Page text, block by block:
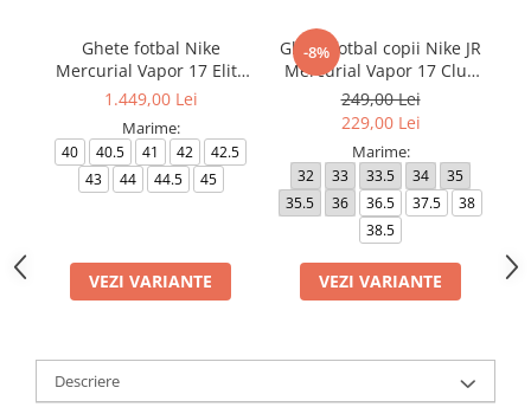
Ghete fotbal Nike
Mercurial Vapor 17 Elite
FG T Se
1.449,00 Lei
Marime:
40 40.5 41 42
42.5
43
44 44.5 45
VEZI VARIANTE
-8%
Ghete fotbal copii Nike JR
Mercurial Vapor 17 Club
FG/MG
249,00 Lei
229,00 Lei
Marime:
32 33 33.5 34
35
35.5
36 36.5 37.5
38
38.5
VEZI VARIANTE
Descriere